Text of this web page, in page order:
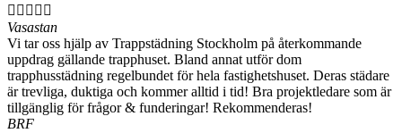
    
Vasastan
Vi tar oss hjälp av Trappstädning Stockholm på återkommande
uppdrag gällande trapphuset. Bland annat utför dom
trapphusstädning regelbundet för hela fastighetshuset. Deras städare
är trevliga, duktiga och kommer alltid i tid! Bra projektledare som är
tillgänglig för frågor & funderingar! Rekommenderas!
BRF